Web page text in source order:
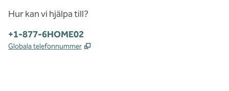
Hur kan vi hjälpa till?
Telefon:
+1-877-6HOME02
Globala telefonnummer ,